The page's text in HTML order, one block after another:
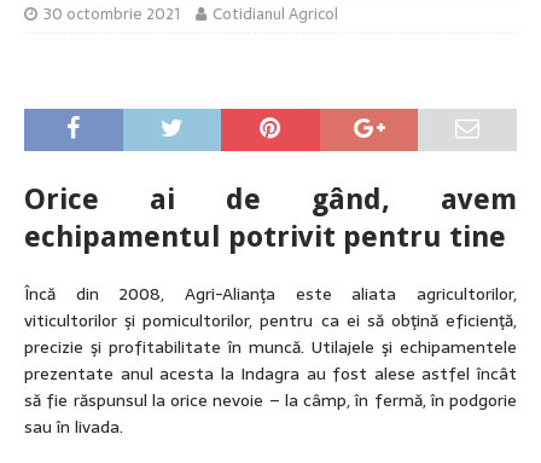
30 octombrie 2021 Cotidianul Agricol
Orice ai de gând, avem
echipamentul potrivit pentru tine
Încă din 2008, Agri-Alianţa este aliata agricultorilor,
viticultorilor şi pomicultorilor, pentru ca ei să obţină eficienţă,
precizie şi profitabilitate în muncă. Utilajele şi echipamentele
prezentate anul acesta la Indagra au fost alese astfel încât
să fie răspunsul la orice nevoie – la câmp, în fermă, în podgorie
sau în livada.